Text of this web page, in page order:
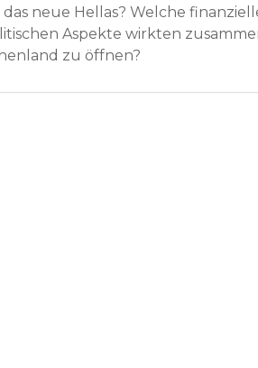
neue Hellas? Welche
Aspekte wirkten
zu öffnen?